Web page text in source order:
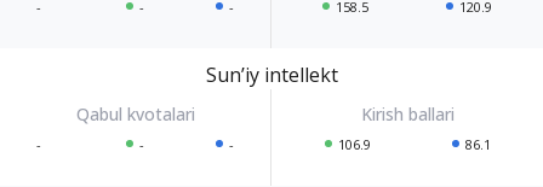
- - - 158.5 120.9
Sunʼiy intellekt
- - - 106.9 86.1